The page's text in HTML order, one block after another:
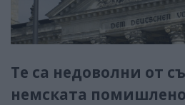
Те са недоволни от
немската